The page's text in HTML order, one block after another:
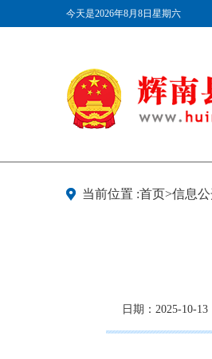
今天是2026年8月8日星期六
当前位置 :首页>信息
日期：2025-10-13